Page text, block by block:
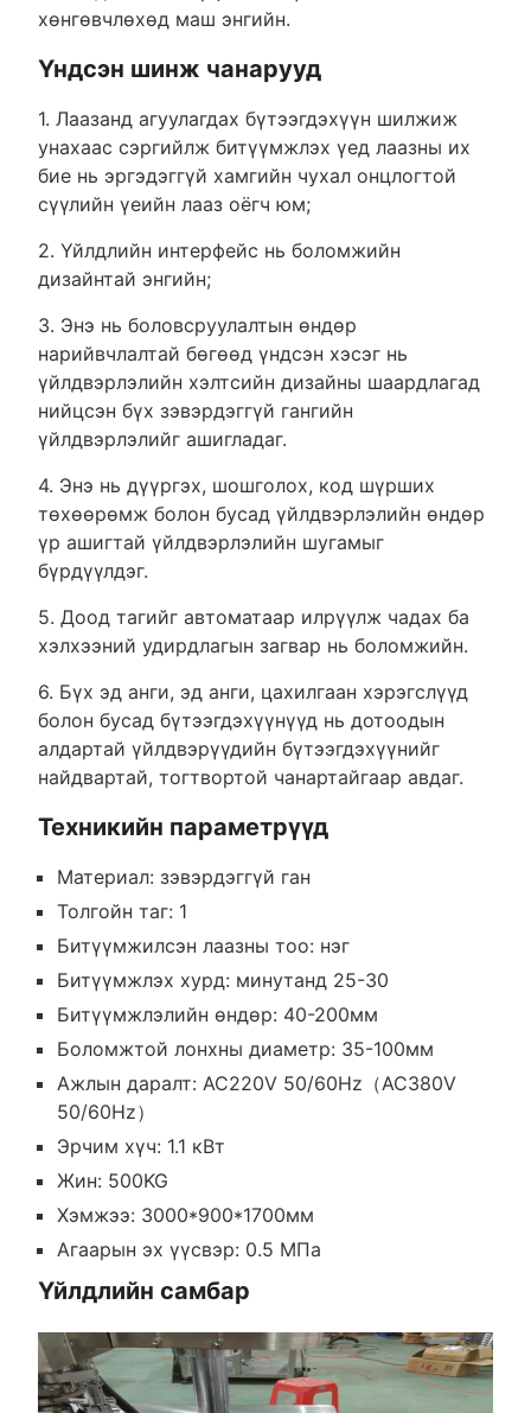
хөнгөвчлөхөд маш энгийн.
Үндсэн шинж чанарууд
1. Лаазанд агуулагдах бүтээгдэхүүн шилжиж
унахаас сэргийлж битүүмжлэх үед лаазны их
бие нь эргэдэггүй хамгийн чухал онцлогтой
сүүлийн үеийн лааз оёгч юм;
2. Үйлдлийн интерфейс нь боломжийн
дизайнтай энгийн;
3. Энэ нь боловсруулалтын өндөр
нарийвчлалтай бөгөөд үндсэн хэсэг нь
үйлдвэрлэлийн хэлтсийн дизайны шаардлагад
нийцсэн бүх зэвэрдэггүй гангийн
үйлдвэрлэлийг ашигладаг.
4. Энэ нь дүүргэх, шошголох, код шүрших
төхөөрөмж болон бусад үйлдвэрлэлийн өндөр
үр ашигтай үйлдвэрлэлийн шугамыг
бүрдүүлдэг.
5. Доод тагийг автоматаар илрүүлж чадах ба
хэлхээний удирдлагын загвар нь боломжийн.
6. Бүх эд анги, эд анги, цахилгаан хэрэгслүүд
болон бусад бүтээгдэхүүнүүд нь дотоодын
алдартай үйлдвэрүүдийн бүтээгдэхүүнийг
найдвартай, тогтвортой чанартайгаар авдаг.
Техникийн параметрүүд
Материал: зэвэрдэггүй ган
Толгойн таг: 1
Битүүмжилсэн лаазны тоо: нэг
Битүүмжлэх хурд: минутанд 25-30
Битүүмжлэлийн өндөр: 40-200мм
Боломжтой лонхны диаметр: 35-100мм
Ажлын даралт: AC220V 50/60Hz（AC380V
50/60Hz）
Эрчим хүч: 1.1 кВт
Жин: 500KG
Хэмжээ: 3000*900*1700мм
Агаарын эх үүсвэр: 0.5 МПа
Үйлдлийн самбар